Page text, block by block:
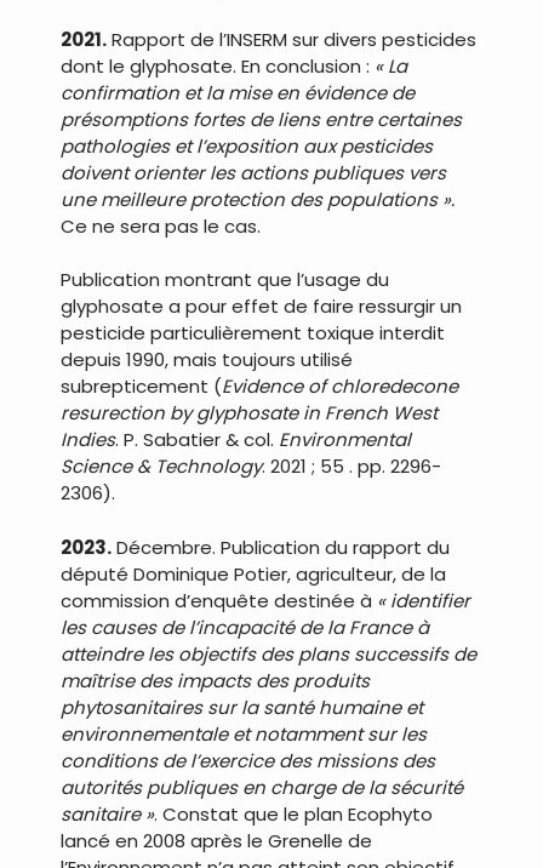
2021.Rapport de l’INSERM sur divers pesticides
dont le glyphosate. En conclusion : « La
confirmation et la mise en évidence de
présomptions fortes de liens entre certaines
pathologies et l’exposition aux pesticides
doivent orienter les actions publiques vers
une meilleure protection des populations ».
Ce ne sera pas le cas.
Publication montrant que l’usage du
glyphosate a pour effet de faire ressurgir un
pesticide particulièrement toxique interdit
depuis 1990, mais toujours utilisé
subrepticement (Evidence of chloredecone
resurection by glyphosate in French West
Indies. P. Sabatier & col. Environmental
Science & Technology. 2021 ; 55 . pp. 2296-
2306).
2023.Décembre. Publication du rapport du
député Dominique Potier, agriculteur, de la
commission d’enquête destinée à « identifier
les causes de l’incapacité de la France à
atteindre les objectifs des plans successifs de
maîtrise des impacts des produits
phytosanitaires sur la santé humaine et
environnementale et notamment sur les
conditions de l’exercice des missions des
autorités publiques en charge de la sécurité
sanitaire ». Constat que le plan Ecophyto
lancé en 2008 après le Grenelle de